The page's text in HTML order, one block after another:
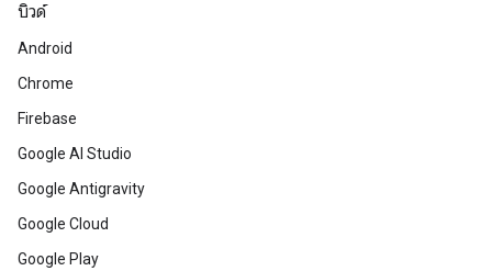
บิวด์
Android
Chrome
Firebase
Google AI Studio
Google Antigravity
Google Cloud
Google Play